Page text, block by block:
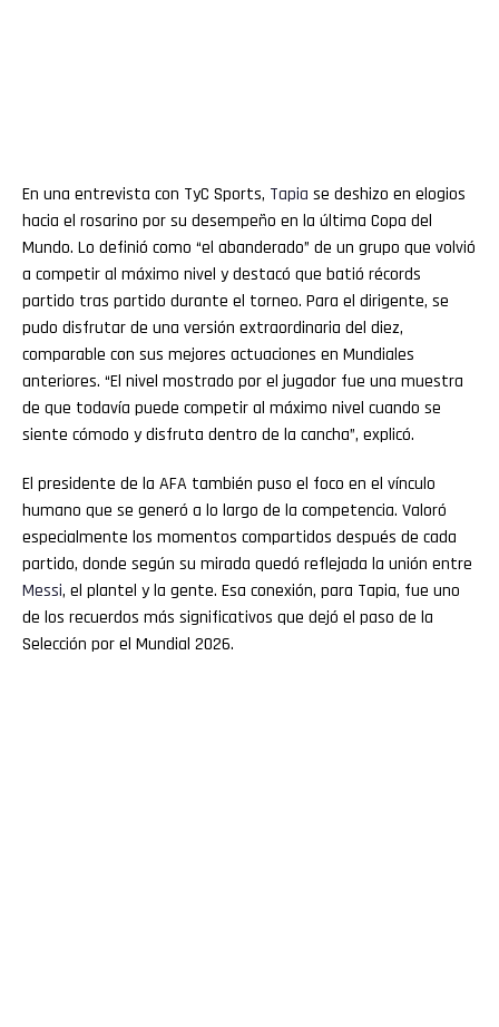
En una entrevista con TyC Sports, Tapia se deshizo en elogios
hacia el rosarino por su desempeño en la última Copa del
Mundo. Lo definió como “el abanderado” de un grupo que volvió
a competir al máximo nivel y destacó que batió récords
partido tras partido durante el torneo. Para el dirigente, se
pudo disfrutar de una versión extraordinaria del diez,
comparable con sus mejores actuaciones en Mundiales
anteriores. “El nivel mostrado por el jugador fue una muestra
de que todavía puede competir al máximo nivel cuando se
siente cómodo y disfruta dentro de la cancha”, explicó.
El presidente de la AFA también puso el foco en el vínculo
humano que se generó a lo largo de la competencia. Valoró
especialmente los momentos compartidos después de cada
partido, donde según su mirada quedó reflejada la unión entre
Messi, el plantel y la gente. Esa conexión, para Tapia, fue uno
de los recuerdos más significativos que dejó el paso de la
Selección por el Mundial 2026.